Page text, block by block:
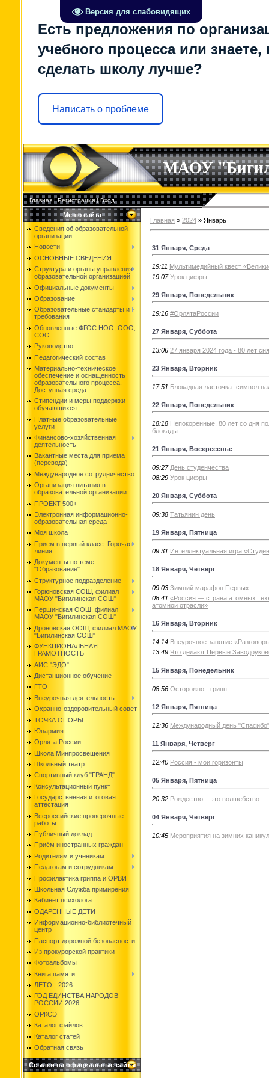
Версия для слабовидящих
Есть предложения по
учебного процесса или знаете,
сделать школу лучше?
Написать о проблеме
МАОУ
Главная|Регистрация|Вход
Меню сайта
Сведения об образовательной
организации
Новости
ОСНОВНЫЕ СВЕДЕНИЯ
Структура и органы управления
образовательной организацией
Официальные документы
Образование
Образовательные стандарты и
требования
Обновленные ФГОС НОО, ООО,
СОО
Руководство
Педагогический состав
Материально-техническое
обеспечение и оснащенность
образовательного процесса.
Доступная среда
Стипендии и меры поддержки
обучающихся
Платные образовательные
услуги
Финансово-хозяйственная
деятельность
Вакантные места для приема
(перевода)
Международное сотрудничество
Организация питания в
образовательной организации
ПРОЕКТ 500+
Электронная информационно-
образовательная среда
Моя школа
Прием в первый класс. Горячая
линия
Документы по теме
"Образование"
Структурное подразделение
Горюновская СОШ, филиал
МАОУ "Бигилинская СОШ"
Першинская ООШ, филиал
МАОУ "Бигилинская СОШ"
Дроновская ООШ, филиал МАОУ
"Бигилинская СОШ"
ФУНКЦИОНАЛЬНАЯ
ГРАМОТНОСТЬ
АИС "ЭДО"
Дистанционное обучение
ГТО
Внеурочная деятельность
Охранно-оздоровительный совет
ТОЧКА ОПОРЫ
Юнармия
Орлята России
Школа Минпросвещения
Школьный театр
Спортивный клуб "ГРАНД"
Консультационный пункт
Государственная итоговая
аттестация
Всероссийские проверочные
работы
Публичный доклад
Приём иностранных граждан
Родителям и ученикам
Педагогам и сотрудникам
Профилактика гриппа и ОРВИ
Школьная Служба примирения
Кабинет психолога
ОДАРЕННЫЕ ДЕТИ
Информационно-библиотечный
центр
Паспорт дорожной безопасности
Из прокурорской практики
Фотоальбомы
Книга памяти
ЛЕТО - 2026
ГОД ЕДИНСТВА НАРОДОВ
РОССИИ 2026
ОРКСЭ
Каталог файлов
Каталог статей
Обратная связь
Ссылки на официальные сайты
Главная » 2024 » Январь
31 Января, Среда
19:11 Мультимедийный квест
19:07 Урок цифры
29 Января, Понедельник
19:16 #ОрлятаРоссии
27 Января, Суббота
13:06 27 января 2024 года - 80 лет
23 Января, Вторник
17:51 Блокадная ласточка- символ
22 Января, Понедельник
18:18 Непокоренные. 80 лет со дня
блокады
21 Января, Воскресенье
09:27 День студенчества
08:29 Урок цифры
20 Января, Суббота
09:38 Татьянин день
19 Января, Пятница
09:31 Интеллектуальная игра
18 Января, Четверг
09:03 Зимний марафон Первых
08:41 «Россия — страна атомных
атомной отрасли»
16 Января, Вторник
14:14 Внеурочное занятие
13:49 Что делают Первые
15 Января, Понедельник
08:56 Осторожно - грипп
12 Января, Пятница
12:36 Международный день "Спасибо"
11 Января, Четверг
12:40 Россия - мои горизонты
05 Января, Пятница
20:32 Рождество – это волшебство
04 Января, Четверг
10:45 Мероприятия на зимних